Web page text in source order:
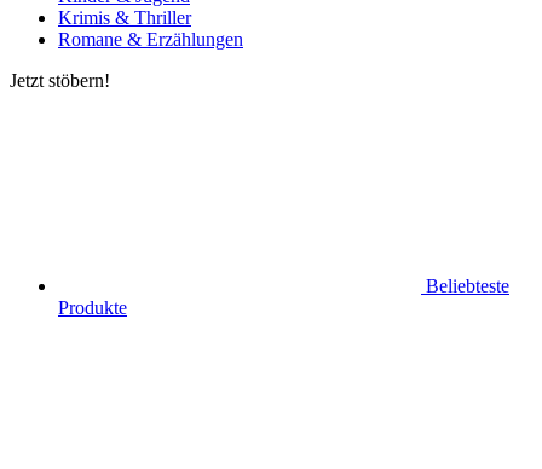
Krimis & Thriller
Romane & Erzählungen
Jetzt stöbern!
Beliebteste
Produkte